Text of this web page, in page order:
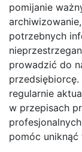
pomijanie
potrzebnych
prowadzić do
regularnie
w przepisach
pomóc uniknąć